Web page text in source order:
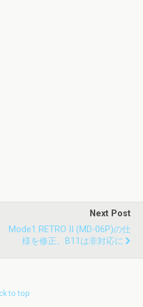
Next Post
Mode1 RETRO II (MD-06P)の仕
様を修正、B11は非対応に
to top